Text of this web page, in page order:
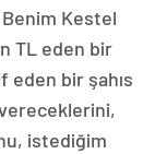
Benim Kestel
TL eden bir
eden bir şahıs
vereceklerini,
istediğim